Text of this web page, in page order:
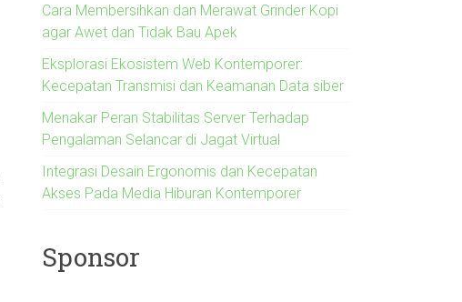
Cara Membersihkan dan Merawat Grinder Kopi
agar Awet dan Tidak Bau Apek
Eksplorasi Ekosistem Web Kontemporer:
Kecepatan Transmisi dan Keamanan Data siber
Menakar Peran Stabilitas Server Terhadap
Pengalaman Selancar di Jagat Virtual
Integrasi Desain Ergonomis dan Kecepatan
Akses Pada Media Hiburan Kontemporer
Sponsor